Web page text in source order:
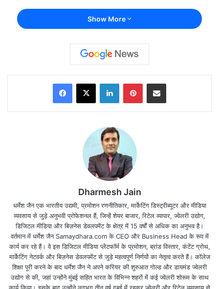
Show More
Dharmesh Jain
धर्मेश जैन एक भारतीय उद्यमी, प्रमोशन रणनीतिकार, मार्केटिंग डिस्ट्रीब्यूटर और मीडिया
व्यवसाय से जुड़े अनुभवी प्रोफेशनल हैं, जिन्हें शेयर बाजार, रिटेल व्यापार, ज्वेलरी उद्योग,
डिजिटल मीडिया और बिज़नेस डेवलपमेंट के क्षेत्र में 15 वर्षों से अधिक का अनुभव है।
वर्तमान में धर्मेश जैन Samaydhara.com के CEO और Business Head के रूप में
कार्य कर रहे हैं। वे इस डिजिटल मीडिया प्लेटफॉर्म के प्रमोशन, ब्रांड विस्तार, कंटेंट ग्रोथ,
मार्केटिंग नेटवर्क और बिज़नेस डेवलपमेंट से जुड़े महत्वपूर्ण निर्णयों का नेतृत्व करते हैं। कॉलेज
शिक्षा पूरी करने के बाद धर्मेश जैन ने अपने करियर की शुरुआत गोल्ड और डायमंड ज्वेलरी
उद्योग से की, जहां उन्होंने मुंबई सहित भारत के विभिन्न शहरों में कई ज्वेलरी शोरूम के साथ